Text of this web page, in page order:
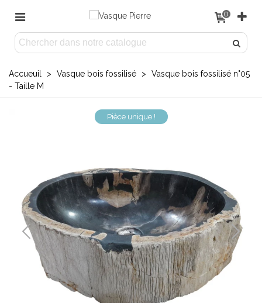
0
Accueuil > Vasque bois fossilisé >
Vasque bois fossilisé n°05
- Taille M
Pièce unique !